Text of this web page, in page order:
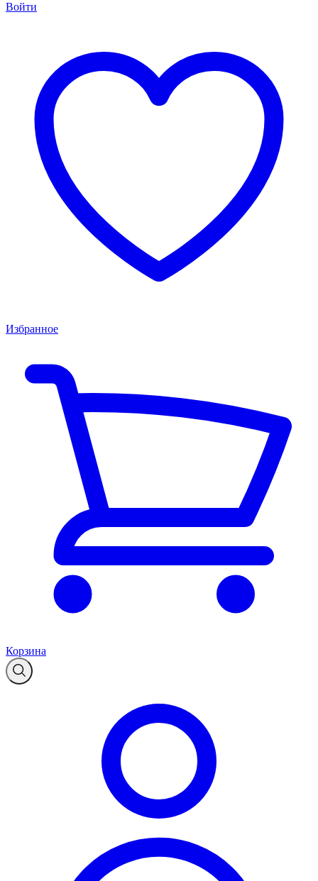
Войти
Избранное
Корзина